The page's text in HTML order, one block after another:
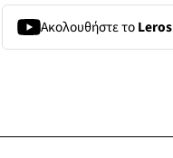
Ακολουθήστε το